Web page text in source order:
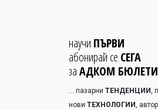
научи ПЪРВИ
абонирай се СЕГА
заАДКОМ
... пазарни ТЕНДЕНЦИИ,
нови ТЕХНОЛОГИИ,